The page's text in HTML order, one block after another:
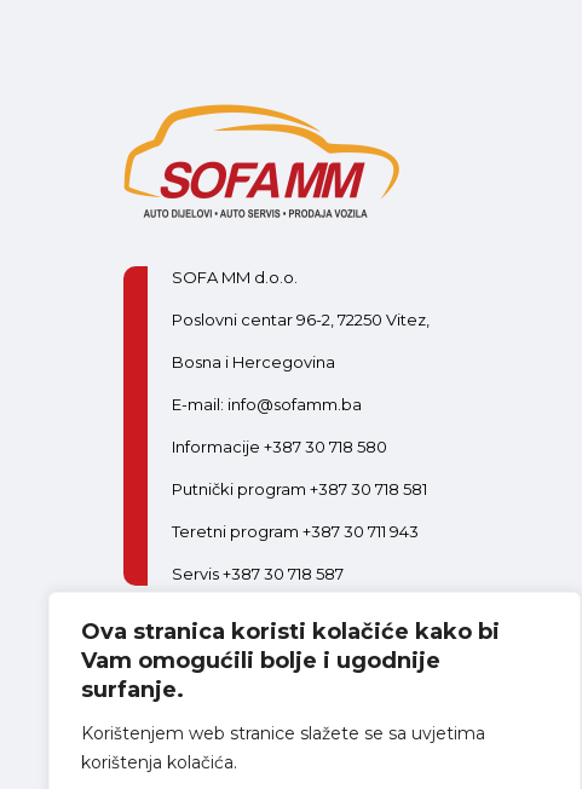
Ova stranica koristi kolačiće kako bi
Vam omogućili bolje i ugodnije
surfanje.
Korištenjem web stranice slažete se sa uvjetima
korištenja kolačića.
SOFA MM d.o.o.
Poslovni centar 96-2, 72250 Vitez,
Bosna i Hercegovina
E-mail: info@sofamm.ba
Informacije +387 30 718 580
Putnički program +387 30 718 581
Teretni program +387 30 711 943
Servis +387 30 718 587
PON-PET:08:00-16:30SUB:08:00-14:00
Postani dio tima